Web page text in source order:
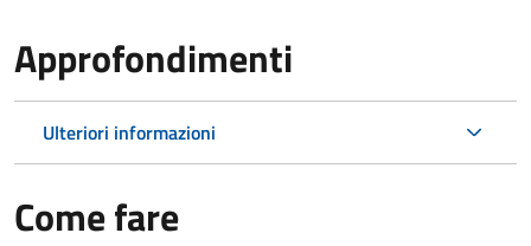
Approfondimenti
Ulteriori informazioni
Come fare